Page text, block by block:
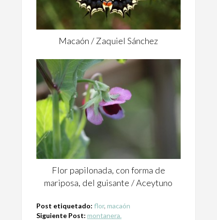
Macaón / Zaquiel Sánchez
Flor papilonada, con forma de
mariposa, del guisante / Aceytuno
Post etiquetado: flor, macaón
Siguiente Post: montanera.